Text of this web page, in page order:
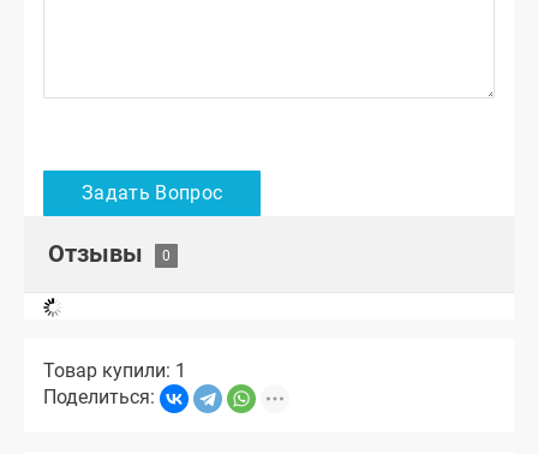
Отзывы
Товар купили: 1
Поделиться: